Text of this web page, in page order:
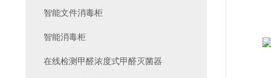
智能文件消毒柜
智能消毒柜
在线检测甲醛浓度式甲醛灭菌器